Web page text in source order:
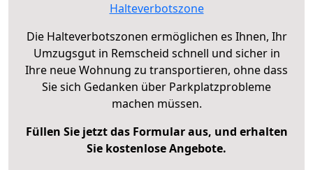
Halteverbotszone
Die Halteverbotszonen ermöglichen es Ihnen, Ihr
Umzugsgut in Remscheid schnell und sicher in
Ihre neue Wohnung zu transportieren, ohne dass
Sie sich Gedanken über Parkplatzprobleme
machen müssen.
Füllen Sie jetzt das Formular aus, und erhalten
Sie kostenlose Angebote.